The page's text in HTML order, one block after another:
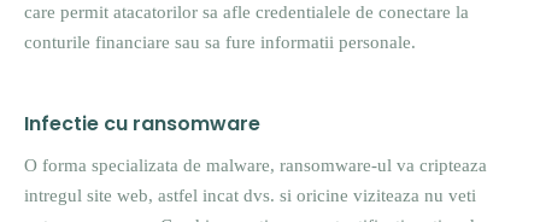
care permit atacatorilor sa afle credentialele de conectare la
conturile financiare sau sa fure informatii personale.
Infectie cu ransomware
O forma specializata de malware, ransomware-ul va cripteaza
intregul site web, astfel incat dvs. si oricine viziteaza nu veti